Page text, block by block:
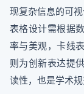
现复杂信息的可视
表格设计需根据
率与美观，卡线
则为创新表达提
读性，也是学术规